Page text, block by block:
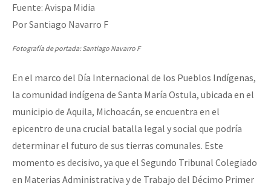
Fuente: Avispa Midia
Por Santiago Navarro F
Fotografía de portada: Santiago Navarro F
En el marco del Día Internacional de los Pueblos Indígenas,
la comunidad indígena de Santa María Ostula, ubicada en el
municipio de Aquila, Michoacán, se encuentra en el
epicentro de una crucial batalla legal y social que podría
determinar el futuro de sus tierras comunales. Este
momento es decisivo, ya que el Segundo Tribunal Colegiado
en Materias Administrativa y de Trabajo del Décimo Primer